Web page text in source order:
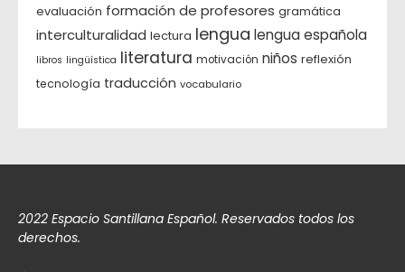
evaluación formación de profesores gramática
interculturalidad lectura lengua lengua española
libros lingüística literatura motivación niños reflexión
tecnología traducción vocabulario
2022 Espacio Santillana Español. Reservados todos los
derechos.